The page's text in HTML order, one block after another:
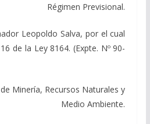
Régimen Previsional.
Leopoldo Salva, por el cual
de la Ley 8164. (Expte. Nº 90-
Minería, Recursos Naturales y
Medio Ambiente.